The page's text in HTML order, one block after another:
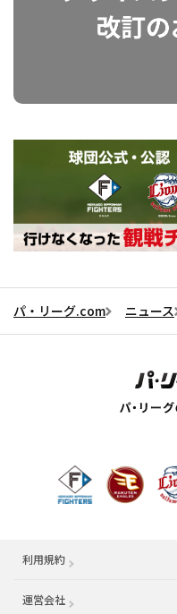
パ・リーグ.com ニュース
利用規約
運営会社 （別ウィンドウで開く）